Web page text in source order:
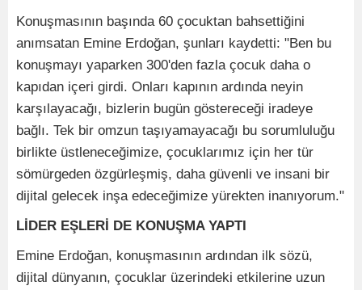
Konuşmasının başında 60 çocuktan bahsettiğini
anımsatan Emine Erdoğan, şunları kaydetti: "Ben bu
konuşmayı yaparken 300'den fazla çocuk daha o
kapıdan içeri girdi. Onları kapının ardında neyin
karşılayacağı, bizlerin bugün göstereceği iradeye
bağlı. Tek bir omzun taşıyamayacağı bu sorumluluğu
birlikte üstleneceğimize, çocuklarımız için her tür
sömürgeden özgürleşmiş, daha güvenli ve insani bir
dijital gelecek inşa edeceğimize yürekten inanıyorum."
LİDER EŞLERİ DE KONUŞMA YAPTI
Emine Erdoğan, konuşmasının ardından ilk sözü,
dijital dünyanın, çocuklar üzerindeki etkilerine uzun